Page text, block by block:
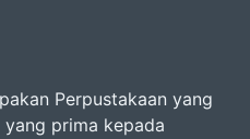
Perpustakaan yang
yang prima kepada